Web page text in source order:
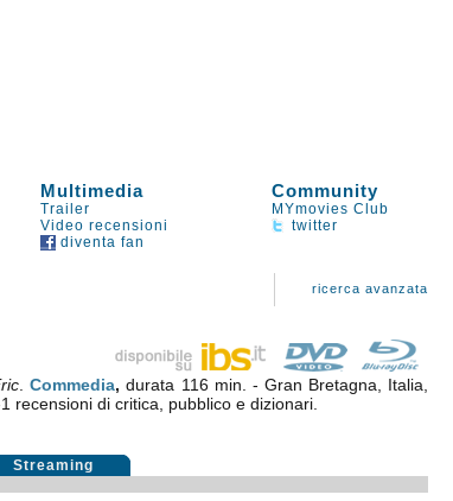
Multimedia Community
Trailer
MYmovies Club
Video recensioni
twitter
diventa fan
ricerca avanzata
.Commedia,durata 116 min. - Gran Bretagna, Italia,
recensioni di critica, pubblico e dizionari.
Streaming